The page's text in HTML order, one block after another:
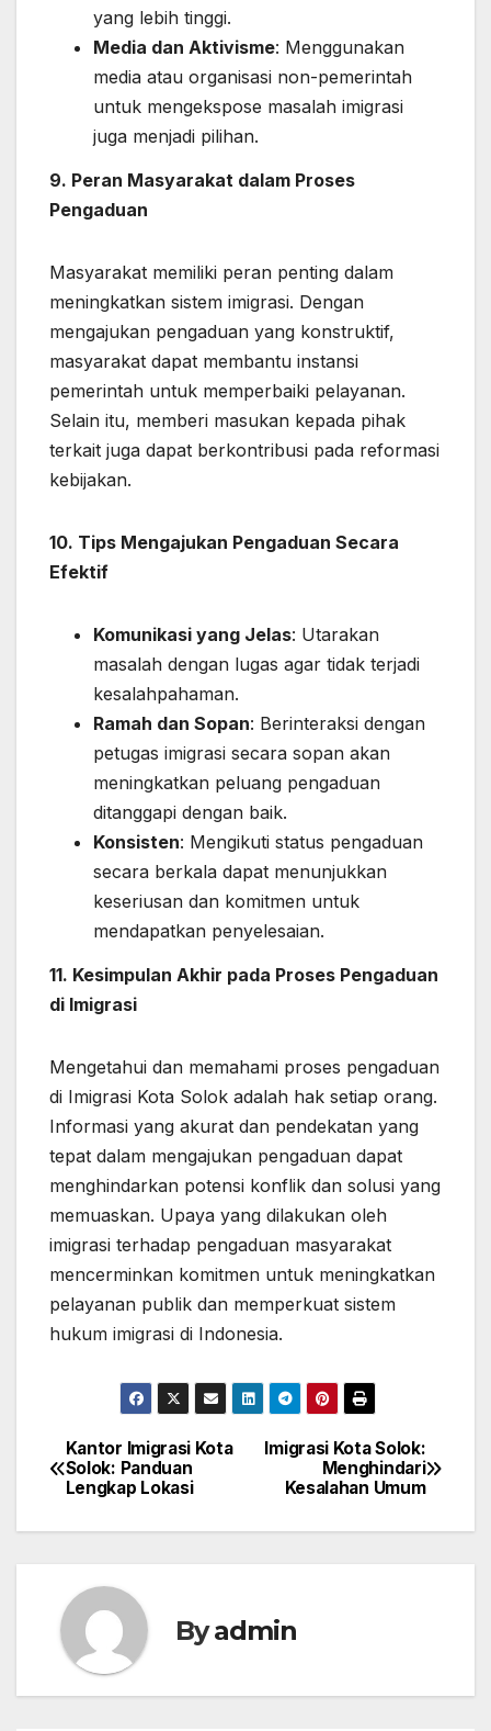
yang lebih tinggi.
Media dan Aktivisme: Menggunakan
media atau organisasi non-pemerintah
untuk mengekspose masalah imigrasi
juga menjadi pilihan.
9. Peran Masyarakat dalam Proses
Pengaduan
Masyarakat memiliki peran penting dalam
meningkatkan sistem imigrasi. Dengan
mengajukan pengaduan yang konstruktif,
masyarakat dapat membantu instansi
pemerintah untuk memperbaiki pelayanan.
Selain itu, memberi masukan kepada pihak
terkait juga dapat berkontribusi pada reformasi
kebijakan.
10. Tips Mengajukan Pengaduan Secara
Efektif
Komunikasi yang Jelas: Utarakan
masalah dengan lugas agar tidak terjadi
kesalahpahaman.
Ramah dan Sopan: Berinteraksi dengan
petugas imigrasi secara sopan akan
meningkatkan peluang pengaduan
ditanggapi dengan baik.
Konsisten: Mengikuti status pengaduan
secara berkala dapat menunjukkan
keseriusan dan komitmen untuk
mendapatkan penyelesaian.
11. Kesimpulan Akhir pada Proses Pengaduan
di Imigrasi
Mengetahui dan memahami proses pengaduan
di Imigrasi Kota Solok adalah hak setiap orang.
Informasi yang akurat dan pendekatan yang
tepat dalam mengajukan pengaduan dapat
menghindarkan potensi konflik dan solusi yang
memuaskan. Upaya yang dilakukan oleh
imigrasi terhadap pengaduan masyarakat
mencerminkan komitmen untuk meningkatkan
pelayanan publik dan memperkuat sistem
hukum imigrasi di Indonesia.
Post
navigation
Imigrasi Kota Solok:
Menghindari
Kesalahan Umum
Kantor Imigrasi Kota
Solok: Panduan
Lengkap Lokasi
Byadmin